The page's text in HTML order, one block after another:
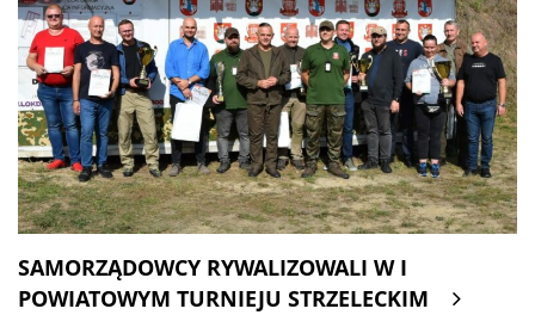
SAMORZĄDOWCY RYWALIZOWALI W I
POWIATOWYM TURNIEJU STRZELECKIM